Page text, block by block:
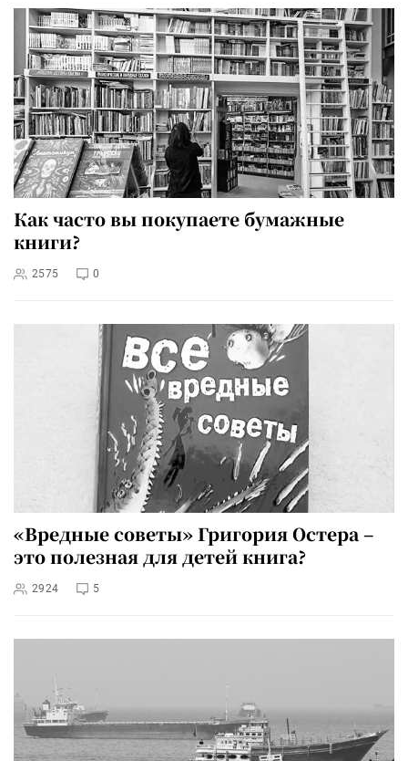
Как часто вы покупаете бумажные
книги?
2575 0
«Вредные советы» Григория Остера –
это полезная для детей книга?
2924 5